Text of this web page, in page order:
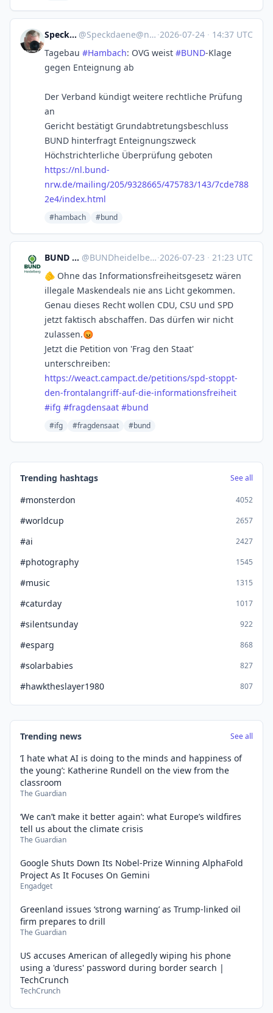
Speckdäne @Speckdaene@nrw.social ·2026-07-24 · 14:37 UTC
Tagebau #Hambach: OVG weist #BUND-Klage
gegen Enteignung ab
Der Verband kündigt weitere rechtliche Prüfung
an
Gericht bestätigt Grundabtretungsbeschluss
BUND hinterfragt Enteignungszweck
Höchstrichterliche Überprüfung geboten
https://nl.bund-
nrw.de/mailing/205/9328665/475783/143/7cde788
2e4/index.html
#hambach #bund
BUND Heidelberg @BUNDheidelberg@mastodon.social ·2026-07-23 · 21:23 UTC
🫵 Ohne das Informationsfreiheitsgesetz wären
illegale Maskendeals nie ans Licht gekommen.
Genau dieses Recht wollen CDU, CSU und SPD
jetzt faktisch abschaffen. Das dürfen wir nicht
zulassen.😡
Jetzt die Petition von 'Frag den Staat'
unterschreiben:
https://weact.campact.de/petitions/spd-stoppt-
den-frontalangriff-auf-die-informationsfreiheit
#ifg #fragdensaat #bund
#ifg #fragdensaat #bund
Trending hashtags See all
#monsterdon 4052
#worldcup 2657
#ai 2427
#photography 1545
#music 1315
#caturday 1017
#silentsunday 922
#esparg 868
#solarbabies 827
#hawktheslayer1980 807
Trending news See all
‘I hate what AI is doing to the minds and happiness of
the young’: Katherine Rundell on the view from the
classroom
The Guardian
‘We can’t make it better again’: what Europe’s wildfires
tell us about the climate crisis
The Guardian
Google Shuts Down Its Nobel-Prize Winning AlphaFold
Project As It Focuses On Gemini
Engadget
Greenland issues ‘strong warning’ as Trump-linked oil
firm prepares to drill
The Guardian
US accuses American of allegedly wiping his phone
using a 'duress' password during border search |
TechCrunch
TechCrunch